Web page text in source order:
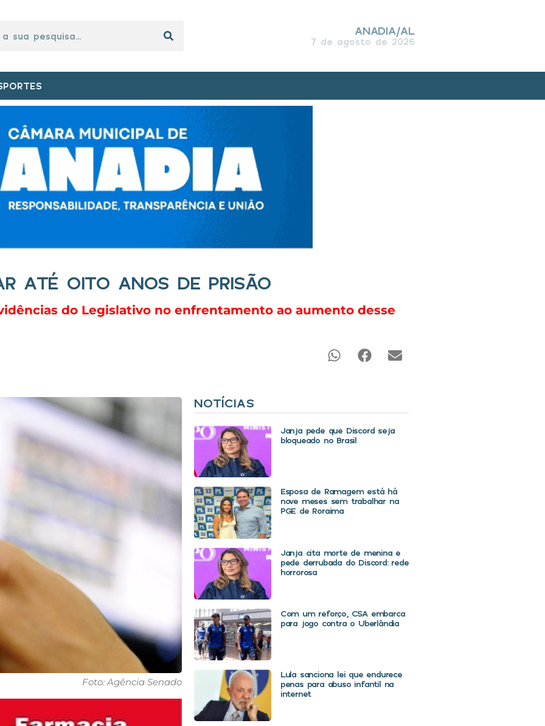
ANADIA/AL
7 de agosto de 2026
ATÉ OITO ANOS DE PRISÃO
do Legislativo no enfrentamento ao aumento desse
Foto: Agência Senado
NOTÍCIAS
Janja pede que Discord seja
bloqueado no Brasil
Esposa de Ramagem está há
nove meses sem trabalhar na
PGE de Roraima
Janja cita morte de menina e
pede derrubada do Discord: rede
horrorosa
Com um reforço, CSA embarca
para jogo contra o Uberlândia
Lula sanciona lei que endurece
penas para abuso infantil na
internet